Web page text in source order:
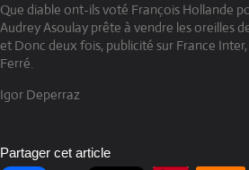
Que diable ont-ils voté François Hollande
Audrey Asoulay prête à vendre les oreilles
et Donc deux fois, publicité sur France
Ferré.
Igor Deperraz
Partager cet article